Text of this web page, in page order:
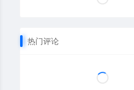
热门评论